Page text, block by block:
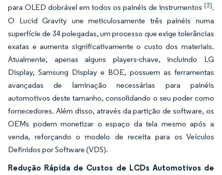
para OLED dobrável em todos os painéis de instrumentos [3].
O Lucid Gravity une meticulosamente três painéis numa
superfície de 34 polegadas, um processo que exige tolerâncias
exatas e aumenta significativamente o custo dos materiais.
Atualmente, apenas alguns players-chave, incluindo LG
Display, Samsung Display e BOE, possuem as ferramentas
avançadas de laminação necessárias para painéis
automotivos deste tamanho, consolidando o seu poder como
fornecedores. Além disso, através da partição de software, os
OEMs podem monetizar o espaço da tela mesmo após a
venda, reforçando o modelo de receita para os Veículos
Definidos por Software (VDS).
Redução Rápida de Custos de LCDs Automotivos de